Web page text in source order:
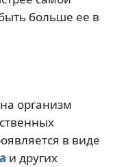
больше ее в
организм
в виде
и других